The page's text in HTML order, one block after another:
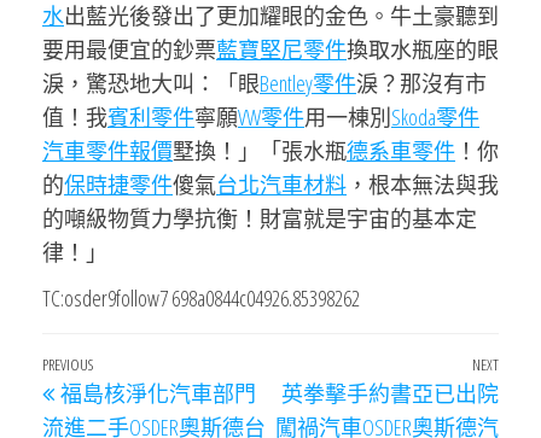
水出藍光後發出了更加耀眼的金色。牛土豪聽到
要用最便宜的鈔票藍寶堅尼零件換取水瓶座的眼
淚，驚恐地大叫：「眼Bentley零件淚？那沒有市
值！我賓利零件寧願VW零件用一棟別Skoda零件
汽車零件報價墅換！」「張水瓶德系車零件 ！你
的保時捷零件傻氣台北汽車材料 ，根本無法與我
的噸級物質力學抗衡！財富就是宇宙的基本定
律！」
TC:osder9follow7 698a0844c04926.85398262
文
章
Previous
Post
PREVIOUS
福島核淨化汽車部門
流進二手OSDER奧斯德台
Next
Post
NEXT
英拳擊手約書亞已出院
闖禍汽車OSDER奧斯德汽